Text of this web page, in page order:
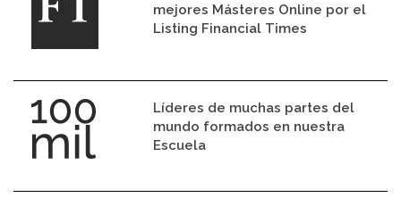
mejores Másteres Online por el
Listing Financial Times
Líderes de muchas partes del
mundo formados en nuestra
Escuela